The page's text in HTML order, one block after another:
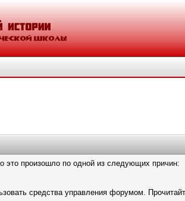
это произошло по одной из следующих причин:
средства управления форумом.